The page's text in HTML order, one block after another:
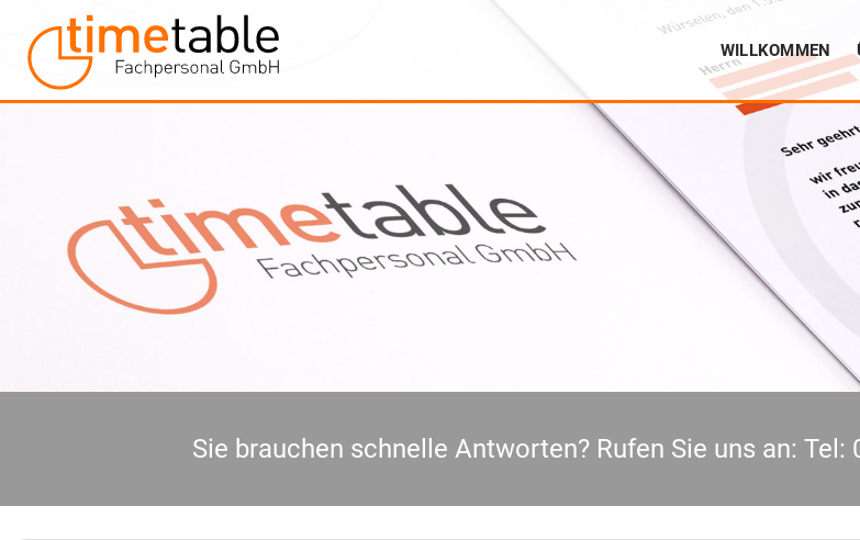
WILLKOMMEN
Sie brauchen schnelle Antworten? Rufen Sie uns an: Tel: